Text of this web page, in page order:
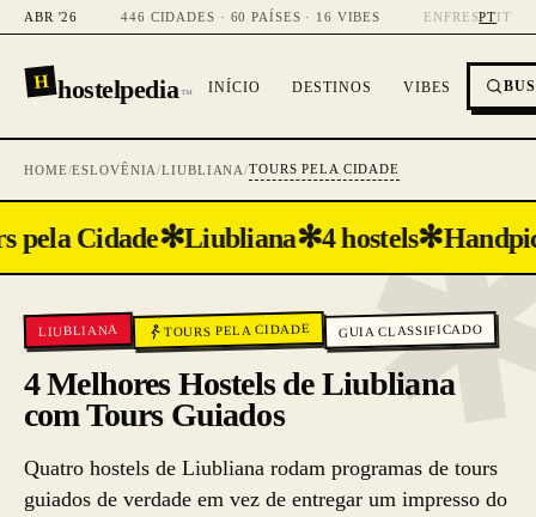
ABR '26 446 CIDADES · 60 PAÍSES · 16 VIBES EN FR ESPTIT
H hostelpedia™ INÍCIO DESTINOS VIBES
HOME/ESLOVÊNIA/LIUBLIANA/TOURS PELA CIDADE
pela Cidade✻Liubliana✻4 hostels✻
LIUBLIANA TOURS PELA CIDADE GUIA CLASSIFICADO
4 Melhores Hostels de Liubliana
com Tours Guiados
Quatro hostels de Liubliana rodam programas de tours
guiados de verdade em vez de entregar um impresso do